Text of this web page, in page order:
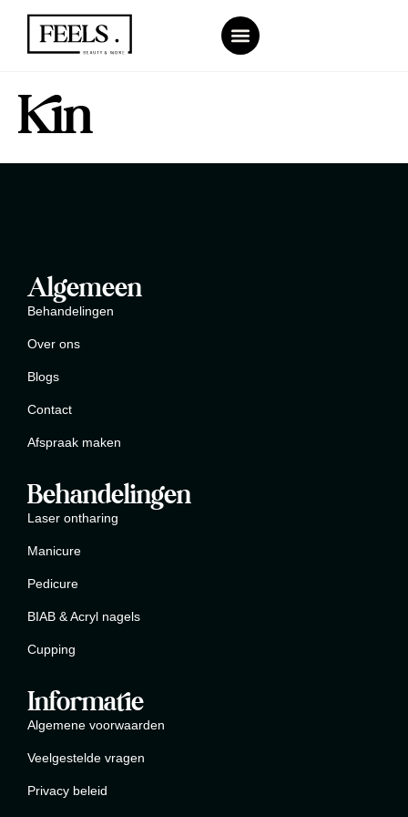
Kin
Algemeen
Behandelingen
Over ons
Blogs
Contact
Afspraak maken
Behandelingen
Laser ontharing
Manicure
Pedicure
BIAB & Acryl nagels
Cupping
Informatie
Algemene voorwaarden
Veelgestelde vragen
Privacy beleid